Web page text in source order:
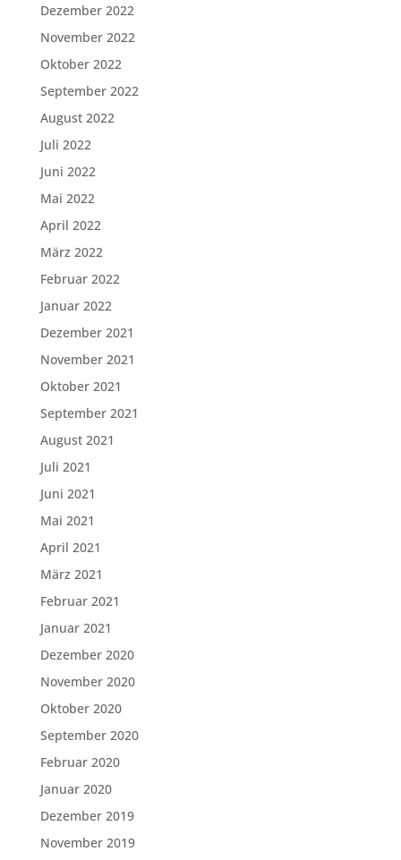
Dezember 2022
November 2022
Oktober 2022
September 2022
August 2022
Juli 2022
Juni 2022
Mai 2022
April 2022
März 2022
Februar 2022
Januar 2022
Dezember 2021
November 2021
Oktober 2021
September 2021
August 2021
Juli 2021
Juni 2021
Mai 2021
April 2021
März 2021
Februar 2021
Januar 2021
Dezember 2020
November 2020
Oktober 2020
September 2020
Februar 2020
Januar 2020
Dezember 2019
November 2019